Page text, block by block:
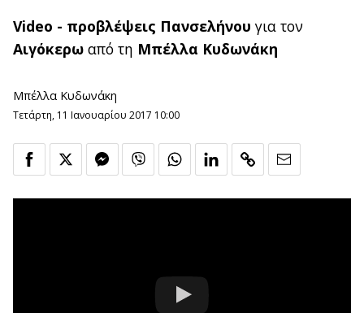
Video - προβλέψεις Πανσελήνου για τον
Αιγόκερω από τη Μπέλλα Κυδωνάκη
Μπέλλα Κυδωνάκη
Τετάρτη, 11 Ιανουαρίου 2017 10:00